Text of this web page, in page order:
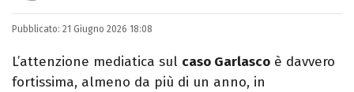
Laureata in Linguaggi dei Media, amo il
giornalismo, il calcio, la TV e la moda, dove
cerco sempre le ultime tendenze.
Pubblicato: 21 Giugno 2026 18:08
L’attenzione mediatica sul caso Garlasco è davvero
fortissima, almeno da più di un anno, in